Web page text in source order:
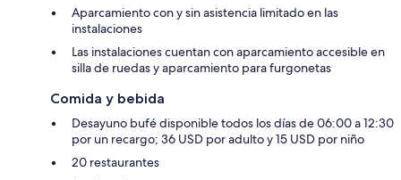
Aparcamiento con y sin asistencia limitado en las
instalaciones
Las instalaciones cuentan con aparcamiento accesible en
silla de ruedas y aparcamiento para furgonetas
Comida y bebida
Desayuno bufé disponible todos los días de 06:00 a 12:30
por un recargo; 36 USD por adulto y 15 USD por niño
20 restaurantes